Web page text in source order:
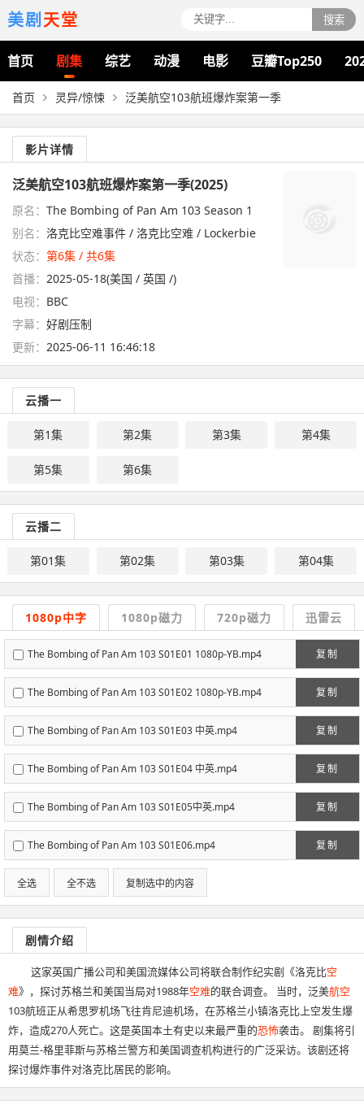
美剧天堂 搜索
首页 剧集 综艺 动漫 电影 豆瓣Top250
首页 灵异/惊悚 泛美航空103航班爆炸案第一季
影片详情
泛美航空103航班爆炸案第一季(2025)
原名： The Bombing of Pan Am 103 Season 1
别名： 洛克比空难事件 / 洛克比空难 / Lockerbie
状态： 第6集 / 共6集
首播： 2025-05-18(美国 / 英国 /)
电视： BBC
字幕： 好剧压制
更新： 2025-06-11 16:46:18
云播一
第1集 第2集 第3集 第4集
第5集 第6集
云播二
第01集 第02集 第03集 第04集
1080p中字 1080p磁力 720p磁力 迅雷云
复制
The Bombing of Pan Am 103 S01E01 1080p-YB.mp4
复制
The Bombing of Pan Am 103 S01E02 1080p-YB.mp4
复制
The Bombing of Pan Am 103 S01E03 中英.mp4
复制
The Bombing of Pan Am 103 S01E04 中英.mp4
复制
The Bombing of Pan Am 103 S01E05中英.mp4
复制
The Bombing of Pan Am 103 S01E06.mp4
全选 全不选 复制选中的内容
剧情介绍
这家英国广播公司和美国流媒体公司将联合制作纪实剧《洛克比空
难》，探讨苏格兰和美国当局对1988年空难的联合调查。 当时，泛美航空
103航班正从希思罗机场飞往肯尼迪机场，在苏格兰小镇洛克比上空发生爆
炸，造成270人死亡。这是英国本土有史以来最严重的恐怖袭击。 剧集将引
用莫兰-格里菲斯与苏格兰警方和美国调查机构进行的广泛采访。该剧还将
探讨爆炸事件对洛克比居民的影响。